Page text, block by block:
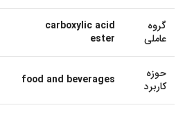
گروه
عاملی
carboxylic acid
ester
حوزه
کاربرد
food and beverages